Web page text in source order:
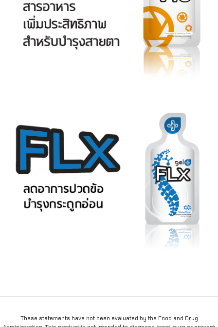
These statements have not been evaluated by the Food and Drug